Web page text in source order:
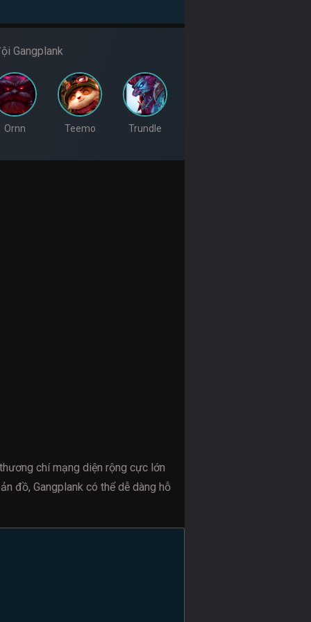
Gangplank
Ornn Teemo Trundle
chí mạng diện rộng cực lớn
đồ, Gangplank có thể dễ dàng hỗ